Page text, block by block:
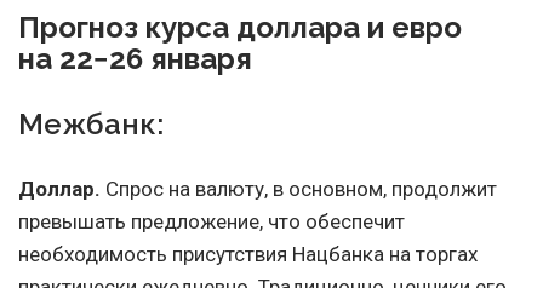
Прогноз курса доллара и евро
на 22−26 января
Межбанк:
Доллар. Спрос на валюту, в основном, продолжит
превышать предложение, что обеспечит
необходимость присутствия Нацбанка на торгах